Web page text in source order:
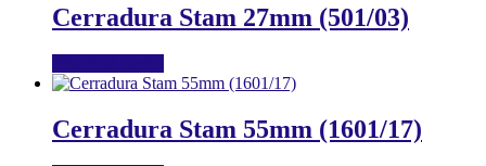
Cerradura Stam 27mm (501/03)
Cerradura Stam 55mm (1601/17)